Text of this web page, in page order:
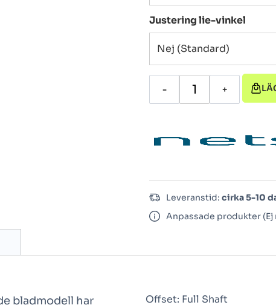
Justering lie-vinkel
- +
Leveranstid: cirka 5-10
Anpassade produkter
bladmodell har
Offset: Full Shaft